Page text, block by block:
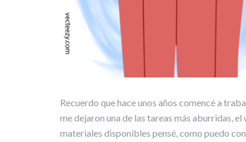
Recuerdo que hace unos años comencé a
me dejaron una de las tareas más aburridas,
materiales disponibles pensé, como puedo